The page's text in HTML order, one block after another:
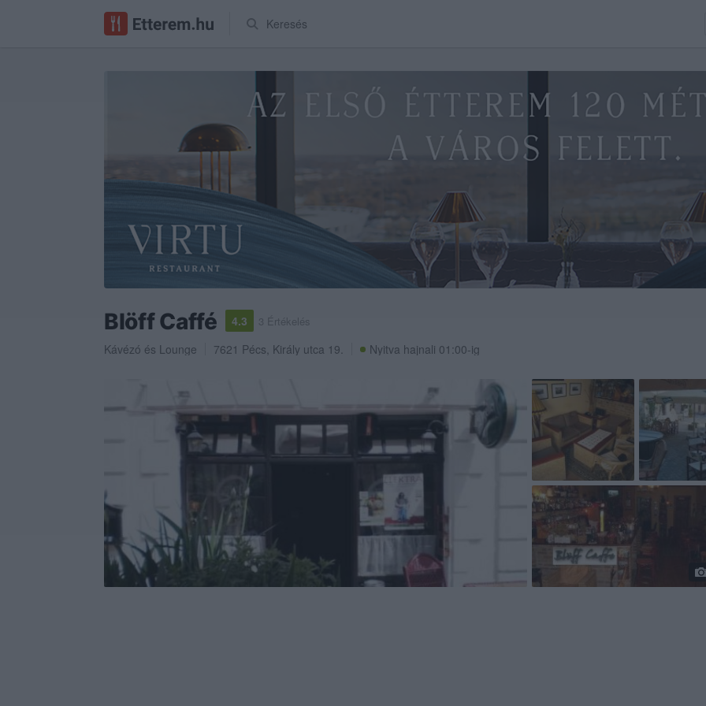
Keresés
Blöff Caffé 4.3 3 Értékelés
Kávézó és Lounge 7621 Pécs, Király utca 19. Nyitva hajnali 01:00-ig